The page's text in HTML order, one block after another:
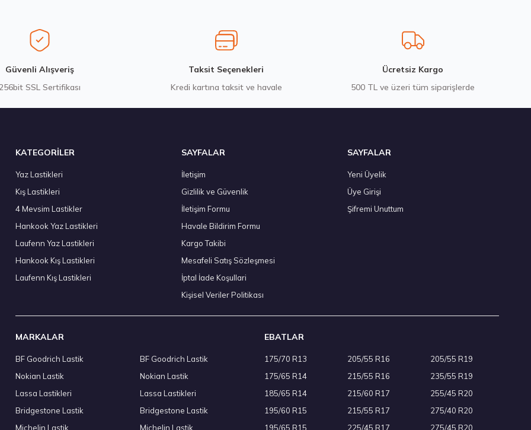
Sava 205/55R16 91V Intensa HP 2 Yaz 2026
3.382,50 ₺
Hankook 225/55 R16 95W Ventus Prime 4 K135 Yaz 2026
7.338,10 ₺
Goodyear 225/55 R17 101Y XL Eagle Sport 2 UHP FP Yaz 2026
6.490,00 ₺
Stokta 7 Adet
5.449,95 ₺
Güvenli Alışveriş
SSL Sertifikası
Taksit Seçenekleri
Kredi kartına taksit ve havale
Ücretsiz Kargo
500 TL ve üzeri tüm siparişlerde
KATEGORİLER
Yaz Lastikleri
Kış Lastikleri
4 Mevsim Lastikler
Hankook Yaz Lastikleri
Laufenn Yaz Lastikleri
Hankook Kış Lastikleri
Laufenn Kış Lastikleri
SAYFALAR
İletişim
Gizlilik ve Güvenlik
İletişim Formu
Havale Bildirim Formu
Kargo Takibi
Mesafeli Satış Sözleşmesi
İptal İade Koşullari
Kişisel Veriler Politikası
SAYFALAR
Yeni Üyelik
Üye Girişi
Şifremi Unuttum
MARKALAR
BF Goodrich Lastik
Nokian Lastik
Lassa Lastikleri
Bridgestone Lastik
Michelin Lastik
BF Goodrich Lastik
Nokian Lastik
Lassa Lastikleri
Bridgestone Lastik
Michelin Lastik
EBATLAR
175/70 R13
175/65 R14
185/65 R14
195/60 R15
195/65 R15
205/55 R16
215/55 R16
215/60 R17
215/55 R17
225/45 R17
205/55 R19
235/55 R19
255/45 R20
275/40 R20
275/45 R20